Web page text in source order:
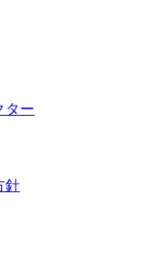
ター
針